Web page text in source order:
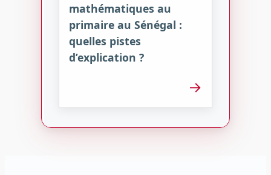
mathématiques au
primaire au Sénégal :
quelles pistes
d’explication ?
→